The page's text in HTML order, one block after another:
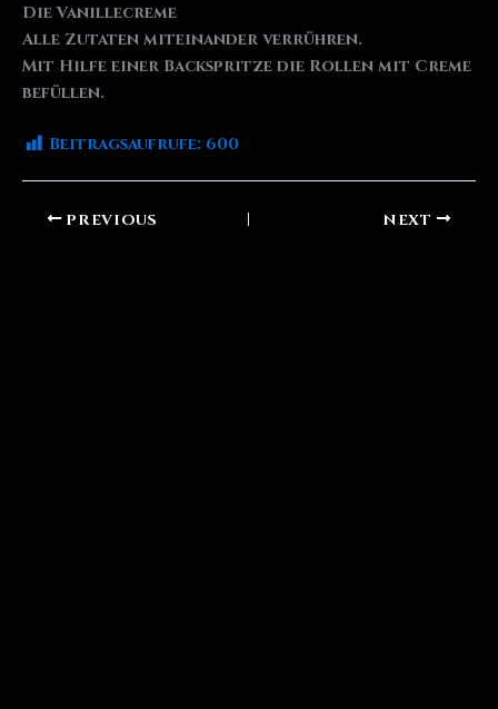
Die Vanillecreme
Alle Zutaten miteinander verrühren.
Mit Hilfe einer Backspritze die Rollen mit Creme
befüllen.
Beitragsaufrufe: 600
PREVIOUS NEXT